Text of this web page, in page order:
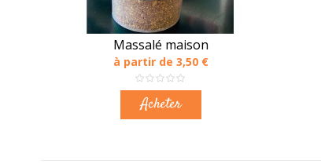
Massalé maison
à partir de 3,50 €
Acheter